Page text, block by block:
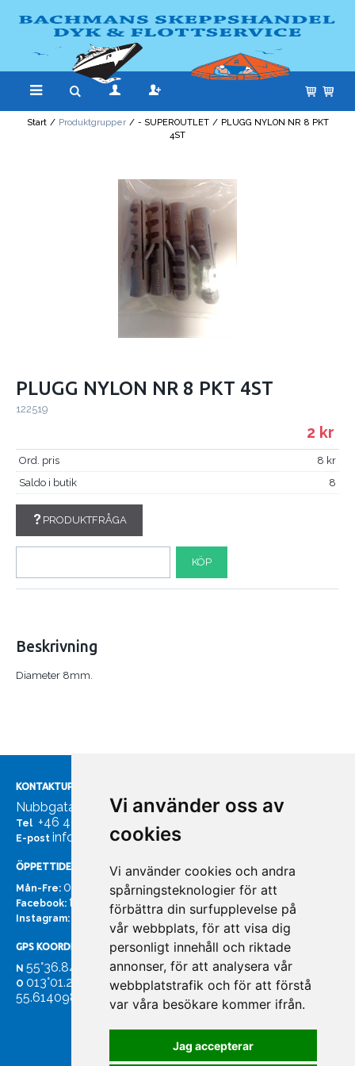
Vi använder oss av
cookies
Vi använder cookies och andra
spårningsteknologier för att
förbättra din surfupplevelse på
vår webbplats, för att visa dig
personligt innehåll och riktade
annonser, för att analysera vår
webbplatstrafik och för att förstå
var våra besökare kommer ifrån.
Jag accepterar
Start / Produktgrupper / - SUPEROUTLET / PLUGG NYLON NR 8 PKT
4ST
PLUGG NYLON NR 8 PKT 4ST
122519
2
Ord. pris
8
Saldo i butik
8
PRODUKTFRÅGA
KÖP
Beskrivning
Diameter 8mm.
KONTAKTUPPGIFTER
Nubbgatan 7, 211 24 Malmö
Tel +46 40185561
E-post info@bachmans.se
ÖPPETTIDER
Mån-Fre: 07:00 - 16:00
Facebook: facebook.com/bachmans.se
Instagram: instagram.com/bachmans.se
GPS KOORDINATER
N 55°36.847
O 013°01.255'
55.614098. 13.020931'